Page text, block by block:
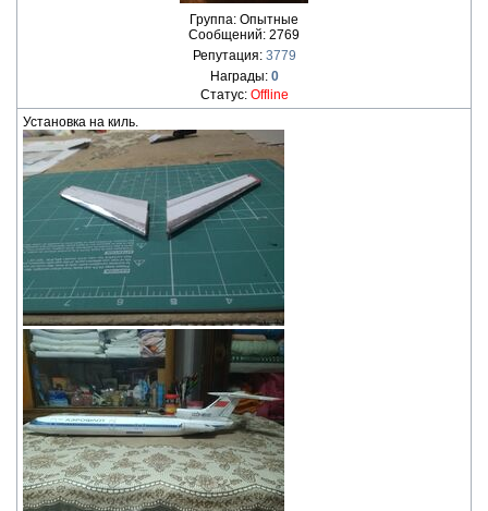
Группа: Опытные
Сообщений: 2769
Репутация: 3779
Награды: 0
Статус: Offline
Установка на киль.